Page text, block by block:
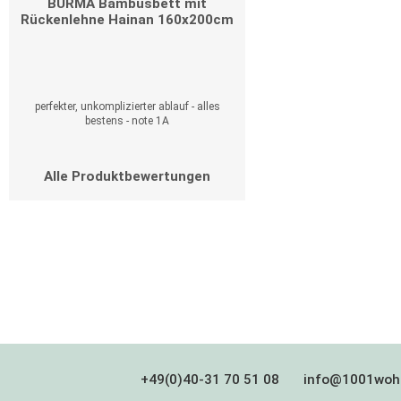
BURMA Bambusbett mit
Rückenlehne Hainan 160x200cm
perfekter, unkomplizierter ablauf - alles
bestens - note 1A
Alle Produktbewertungen
+49(0)40-31 70 51 08